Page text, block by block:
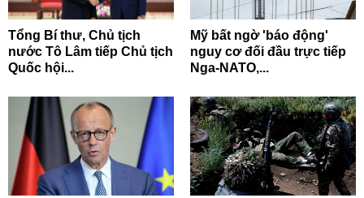
Tổng Bí thư, Chủ tịch
nước Tô Lâm tiếp Chủ tịch
Quốc hội...
Mỹ bất ngờ 'báo động'
nguy cơ đối đầu trực tiếp
Nga-NATO,...